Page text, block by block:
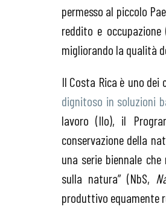
permesso al piccolo
reddito e
migliorando la qualità
Il Costa Rica è uno dei
dignitoso in soluzioni
lavoro (Ilo), il
conservazione della
una serie biennale
sulla natura” (NbS,
produttivo equamente